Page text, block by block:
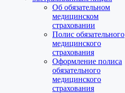
Об обязательном
медицинском
страховании
Полис обязательного
медицинского
страхования
Оформление полиса
обязательного
медицинского
страхования